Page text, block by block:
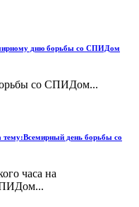
дню борьбы со СПИДом
со СПИДом...
тему:Всемирный день борьбы со
часа на